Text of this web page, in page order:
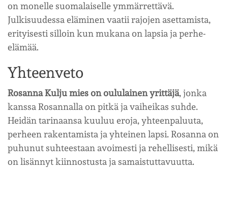
on monelle suomalaiselle ymmärrettävä.
Julkisuudessa eläminen vaatii rajojen asettamista,
erityisesti silloin kun mukana on lapsia ja perhe-
elämää.
Yhteenveto
Rosanna Kulju mies on oululainen yrittäjä, jonka
kanssa Rosannalla on pitkä ja vaiheikas suhde.
Heidän tarinaansa kuuluu eroja, yhteenpaluuta,
perheen rakentamista ja yhteinen lapsi. Rosanna on
puhunut suhteestaan avoimesti ja rehellisesti, mikä
on lisännyt kiinnostusta ja samaistuttavuutta.